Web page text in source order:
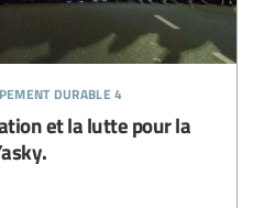
durable 4
et la lutte pour la